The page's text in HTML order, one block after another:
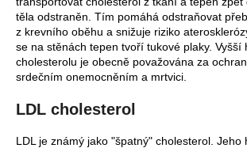
těla odstraněn. Tím pomáhá odstraňovat
z krevního oběhu a snižuje riziko
se na stěnách tepen tvoří tukové plaky. Vyšší
cholesterolu je obecně považována za
srdečním onemocněním a mrtvici.
LDL cholesterol
LDL je známý jako "špatný" cholesterol. Jeho
r
u
č
u
j
e
m
e